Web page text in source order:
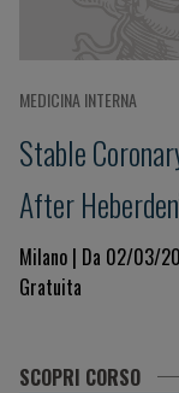
MEDICINA INTERNA
Stable
After
Milano | Da 02/03/
Gratuita
SCOPRI CORSO